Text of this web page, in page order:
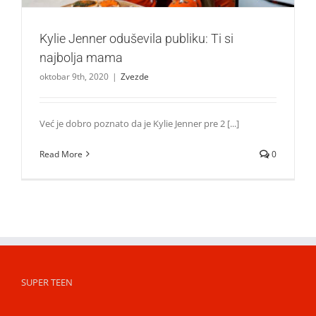
Kylie Jenner oduševila publiku: Ti si
najbolja mama
oktobar 9th, 2020 | Zvezde
Već je dobro poznato da je Kylie Jenner pre 2 [...]
Read More 0
SUPER TEEN